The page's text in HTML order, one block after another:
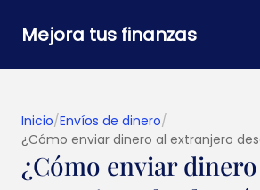
Mejora tus finanzas
Inicio/Envíos de dinero/
¿Cómo enviar dinero al extranjero
¿Cómo enviar